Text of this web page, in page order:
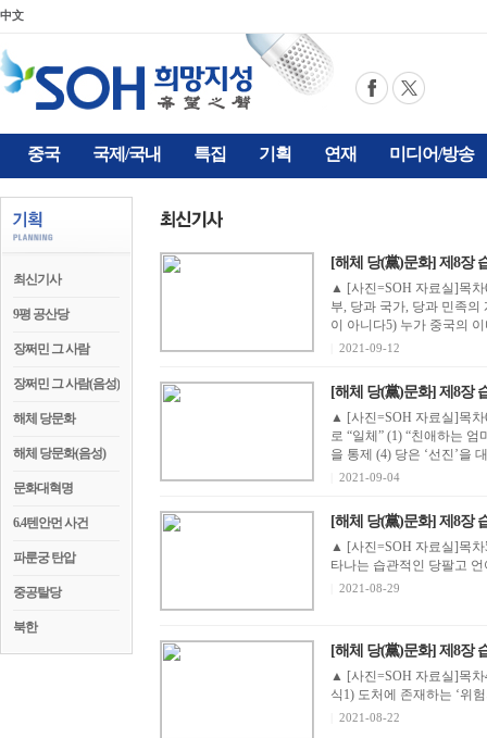
中文
중국 국제/국내 특집 기획 연재 미디어/방송
최신기사
9평 공산당
장쩌민 그 사람
장쩌민 그 사람(음성)
해체 당문화
해체 당문화(음성)
문화대혁명
6.4텐안먼 사건
파룬궁 탄압
중공탈당
북한
[해체 당(黨)문화] 제8장
▲ [사진=SOH 자료실]목차
부, 당과 국가, 당과 민족
이 아니다5) 누가 중국의
2021-09-12
[해체 당(黨)문화] 제8장
▲ [사진=SOH 자료실]목차
로 “일체” (1) “친애하는
을 통제 (4) 당은 ‘선진’을
2021-09-04
[해체 당(黨)문화] 제8장
▲ [사진=SOH 자료실]목
타나는 습관적인 당팔고
2021-08-29
[해체 당(黨)문화] 제8장
▲ [사진=SOH 자료실]목
식1) 도처에 존재하는 ‘위
2021-08-22